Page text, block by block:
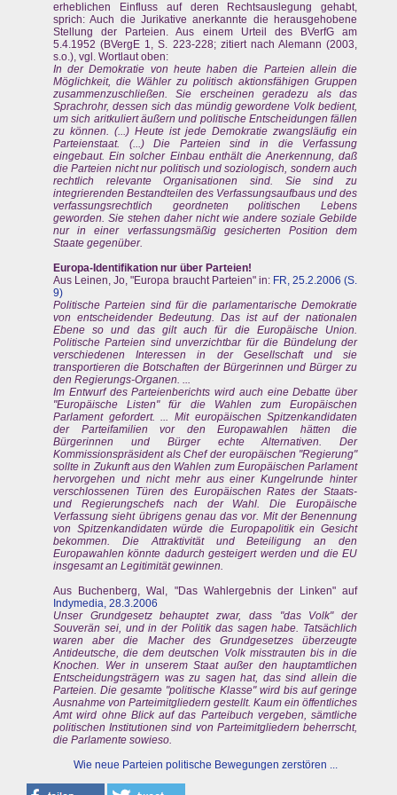
erheblichen Einfluss auf deren Rechtsauslegung gehabt,
sprich: Auch die Jurikative anerkannte die herausgehobene
Stellung der Parteien. Aus einem Urteil des BVerfG am
5.4.1952 (BVergE 1, S. 223-228; zitiert nach Alemann (2003,
s.o.), vgl. Wortlaut oben:
In der Demokratie von heute haben die Parteien allein die
Möglichkeit, die Wähler zu politisch aktionsfähigen Gruppen
zusammenzuschließen. Sie erscheinen geradezu als das
Sprachrohr, dessen sich das mündig gewordene Volk bedient,
um sich aritkuliert äußern und politische Entscheidungen fällen
zu können. (...) Heute ist jede Demokratie zwangsläufig ein
Parteienstaat. (...) Die Parteien sind in die Verfassung
eingebaut. Ein solcher Einbau enthält die Anerkennung, daß
die Parteien nicht nur politisch und soziologisch, sondern auch
rechtlich relevante Organisationen sind. Sie sind zu
integrierenden Bestandteilen des Verfassungsaufbaus und des
verfassungsrechtlich geordneten politischen Lebens
geworden. Sie stehen daher nicht wie andere soziale Gebilde
nur in einer verfassungsmäßig gesicherten Position dem
Staate gegenüber.
Europa-Identifikation nur über Parteien!
Aus Leinen, Jo, "Europa braucht Parteien" in: FR, 25.2.2006 (S.
9)
Politische Parteien sind für die parlamentarische Demokratie
von entscheidender Bedeutung. Das ist auf der nationalen
Ebene so und das gilt auch für die Europäische Union.
Politische Parteien sind unverzichtbar für die Bündelung der
verschiedenen Interessen in der Gesellschaft und sie
transportieren die Botschaften der Bürgerinnen und Bürger zu
den Regierungs-Organen. ...
Im Entwurf des Parteienberichts wird auch eine Debatte über
"Europäische Listen" für die Wahlen zum Europäischen
Parlament gefordert. ... Mit europäischen Spitzenkandidaten
der Parteifamilien vor den Europawahlen hätten die
Bürgerinnen und Bürger echte Alternativen. Der
Kommissionspräsident als Chef der europäischen "Regierung"
sollte in Zukunft aus den Wahlen zum Europäischen Parlament
hervorgehen und nicht mehr aus einer Kungelrunde hinter
verschlossenen Türen des Europäischen Rates der Staats-
und Regierungschefs nach der Wahl. Die Europäische
Verfassung sieht übrigens genau das vor. Mit der Benennung
von Spitzenkandidaten würde die Europapolitik ein Gesicht
bekommen. Die Attraktivität und Beteiligung an den
Europawahlen könnte dadurch gesteigert werden und die EU
insgesamt an Legitimität gewinnen.
Aus Buchenberg, Wal, "Das Wahlergebnis der Linken" auf
Indymedia, 28.3.2006
Unser Grundgesetz behauptet zwar, dass "das Volk" der
Souverän sei, und in der Politik das sagen habe. Tatsächlich
waren aber die Macher des Grundgesetzes überzeugte
Antideutsche, die dem deutschen Volk misstrauten bis in die
Knochen. Wer in unserem Staat außer den hauptamtlichen
Entscheidungsträgern was zu sagen hat, das sind allein die
Parteien. Die gesamte "politische Klasse" wird bis auf geringe
Ausnahme von Parteimitgliedern gestellt. Kaum ein öffentliches
Amt wird ohne Blick auf das Parteibuch vergeben, sämtliche
politischen Institutionen sind von Parteimitgliedern beherrscht,
die Parlamente sowieso.
Wie neue Parteien politische Bewegungen zerstören ...